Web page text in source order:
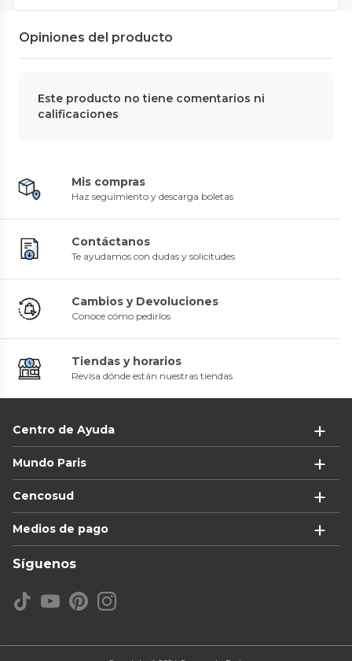
Opiniones del producto
Este producto no tiene comentarios ni
calificaciones
Mis compras
Haz seguimiento y descarga boletas
Contáctanos
Te ayudamos con dudas y solicitudes
Cambios y Devoluciones
Conoce cómo pedirlos
Tiendas y horarios
Revisa dónde están nuestras tiendas
Centro de Ayuda
Mundo Paris
Cencosud
Medios de pago
Síguenos